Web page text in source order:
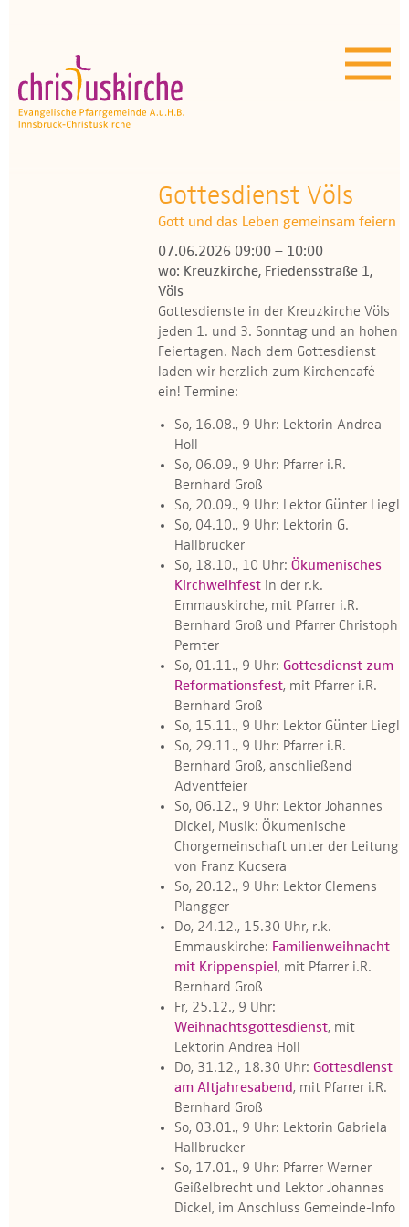
Unser Angebot
OEZ
Wissenswertes
Medien
Kontakt
Gottesdienst Völs
Gott und das Leben gemeinsam feiern
07.06.2026 09:00 – 10:00
wo: Kreuzkirche, Friedensstraße 1,
Völs
Gottesdienste in der Kreuzkirche Völs
jeden 1. und 3. Sonntag und an hohen
Feiertagen. Nach dem Gottesdienst
laden wir herzlich zum Kirchencafé
ein! Termine:
So, 16.08., 9 Uhr: Lektorin Andrea
Holl
So, 06.09., 9 Uhr: Pfarrer i.R.
Bernhard Groß
So, 20.09., 9 Uhr: Lektor Günter Liegl
So, 04.10., 9 Uhr: Lektorin G.
Hallbrucker
So, 18.10., 10 Uhr: Ökumenisches
Kirchweihfest in der r.k.
Emmauskirche, mit Pfarrer i.R.
Bernhard Groß und Pfarrer Christoph
Pernter
So, 01.11., 9 Uhr: Gottesdienst zum
Reformationsfest, mit Pfarrer i.R.
Bernhard Groß
So, 15.11., 9 Uhr: Lektor Günter Liegl
So, 29.11., 9 Uhr: Pfarrer i.R.
Bernhard Groß, anschließend
Adventfeier
So, 06.12., 9 Uhr: Lektor Johannes
Dickel, Musik: Ökumenische
Chorgemeinschaft unter der Leitung
von Franz Kucsera
So, 20.12., 9 Uhr: Lektor Clemens
Plangger
Do, 24.12., 15.30 Uhr, r.k.
Emmauskirche: Familienweihnacht
mit Krippenspiel , mit Pfarrer i.R.
Bernhard Groß
Fr, 25.12., 9 Uhr:
Weihnachtsgottesdienst, mit
Lektorin Andrea Holl
Do, 31.12., 18.30 Uhr: Gottesdienst
am Altjahresabend, mit Pfarrer i.R.
Bernhard Groß
So, 03.01., 9 Uhr: Lektorin Gabriela
Hallbrucker
So, 17.01., 9 Uhr: Pfarrer Werner
Geißelbrecht und Lektor Johannes
Dickel, im Anschluss Gemeinde-Info